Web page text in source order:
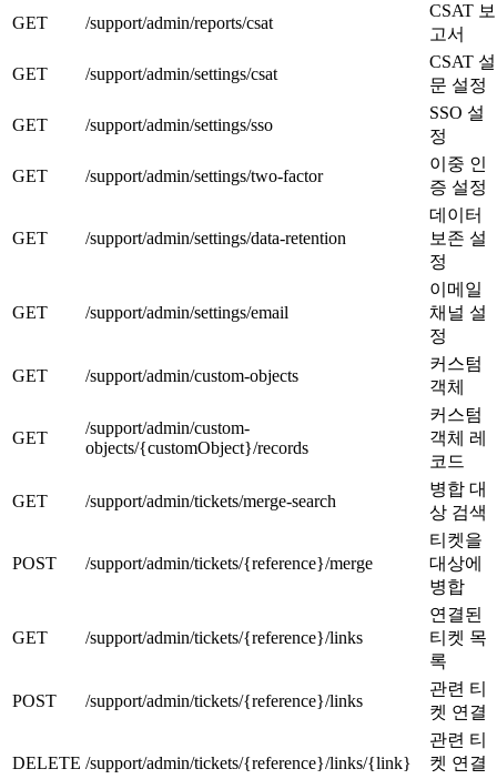
GET /support/admin/reports/csat
CSAT 보
고서
GET /support/admin/settings/csat
CSAT 설
문 설정
GET /support/admin/settings/sso
SSO 설
정
GET /support/admin/settings/two-factor
이중 인
증 설정
GET /support/admin/settings/data-retention
데이터
보존 설
정
GET /support/admin/settings/email
이메일
채널 설
정
GET /support/admin/custom-objects
커스텀
객체
GET
/support/admin/custom-
objects/{customObject}/records
커스텀
객체 레
코드
GET /support/admin/tickets/merge-search
병합 대
상 검색
POST /support/admin/tickets/{reference}/merge
티켓을
대상에
병합
GET /support/admin/tickets/{reference}/links
연결된
티켓 목
록
POST /support/admin/tickets/{reference}/links
관련 티
켓 연결
DELETE /support/admin/tickets/{reference}/links/{link}
관련 티
켓 연결